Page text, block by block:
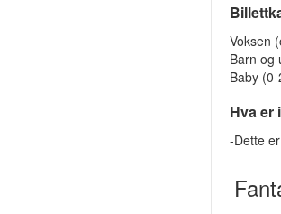
Voksen
Barn og
Baby
Hva er
-Dette